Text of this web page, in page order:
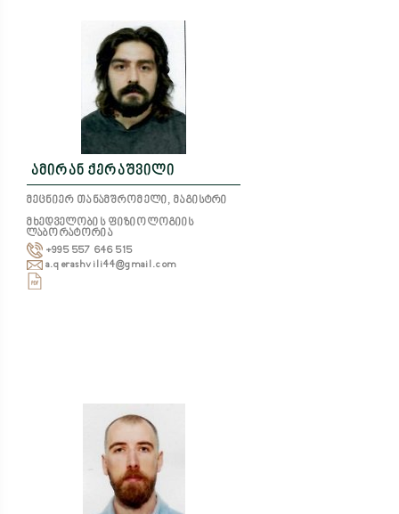
ამირან ქერაშვილი
მეცნიერ თანამშრომელი, მაგისტრი
მხედველობის ფიზიოლოგიის
ლაბორატორია
+995 557 646 515
a.qerashvili44@gmail.com